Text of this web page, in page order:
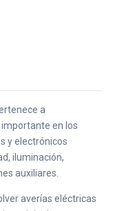
a
importante en los
y electrónicos
iluminación,
auxiliares.
averías eléctricas